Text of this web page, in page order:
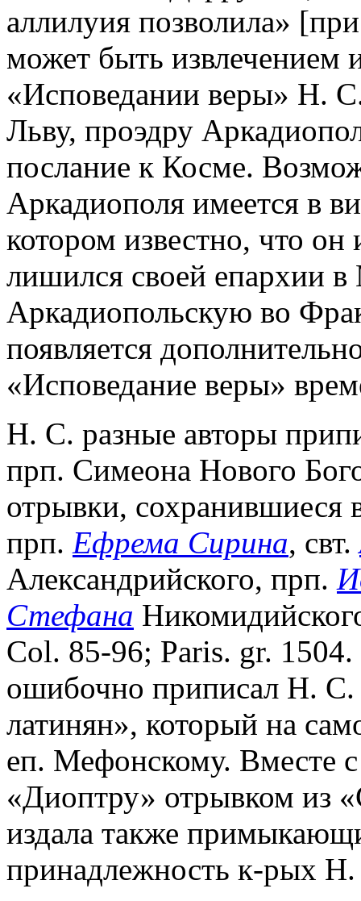
аллилуия позволила»
может быть извлечением
«Исповедании веры» Н.
Льву, проэдру
послание к Косме.
Аркадиополя имеется в
котором известно, что
лишился своей епархии
Аркадиопольскую во
появляется
«Исповедание веры»
Н. С. разные авторы
прп. Симеона Нового
отрывки, сохранившиеся
прп. Ефрема Сирина, свт.
Александрийского, прп.
Стефана
Col. 85-96; Paris. gr.
ошибочно приписал Н. С.
латинян», который на
еп. Мефонскому. Вместе
«Диоптру» отрывком из
издала также
принадлежность к-рых Н.